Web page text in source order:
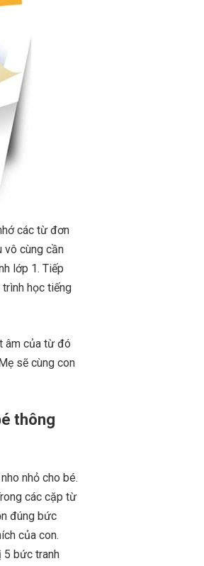
các từ đơn
vô cùng cần
lớp 1. Tiếp
học tiếng
âm của từ đó
sẽ cùng con
thông
nhỏ cho bé.
các cặp từ
đúng bức
của con.
5 bức tranh